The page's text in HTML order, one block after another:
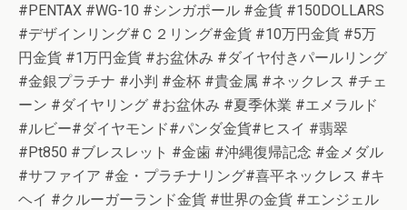
#PENTAX #WG-10 #シンガポール #金貨 #150DOLLARS
#デザインリング#Ｃ２リング#金貨 #10万円金貨 #5万
円金貨 #1万円金貨 #お盆休み #ダイヤ付きパールリング
#金銀プラチナ #小判 #金杯 #貴金属 #ネックレス #チェ
ーン #ダイヤリング #お盆休み #夏季休業 #エメラルド
#ルビー#ダイヤモンド#パンダ金貨#ヒスイ #翡翠
#Pt850 #ブレスレット #金歯 #沖縄復帰記念 #金メダル
#サファイア #金・プラチナリング#喜平ネックレス #キ
ヘイ #クルーガーランド金貨 #世界の金貨 #エンジェル